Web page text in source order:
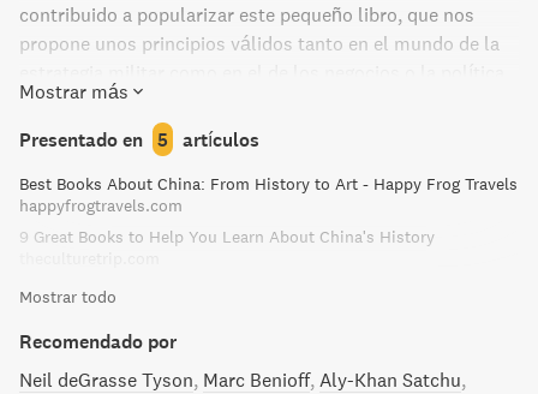
contribuido a popularizar este pequeño libro, que nos
propone unos principios válidos tanto en el mundo de la
A pesar de su antigüedad, se trata de un libro
extremadamente moderno, que ayudará a reflexionar
sobre cualquier tipo de problema y a plantear las
estrategias necesarias para solucionarlo sin conflictos. LA
EXCELENCIA SUPREMA CONSISTE EN QUEBRAR LA
RESISTENCIA DEL ENEMIGO SIN LUCHAR (III-2) . El arte de
tiempos. Ideal para aplicar en todos los aspectos de la
vida para conseguir la victoria sin entrar en conflicto.
Mostrar más
Presentado en 5 artículos
Best Books About China: From History to Art - Happy Frog Travels
happyfrogtravels.com
9 Great Books to Help You Learn About China's History
Mostrar todo
Recomendado por
Neil deGrasse Tyson Marc Benioff Aly-Khan Satchu